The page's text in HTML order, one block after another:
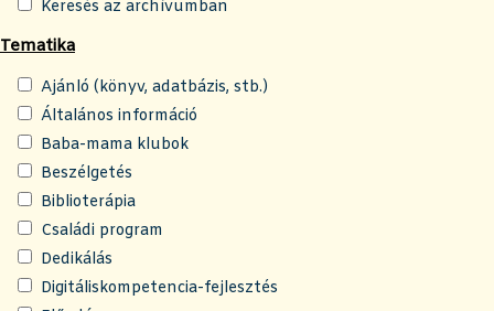
Keresés az archívumban
Tematika
Ajánló (könyv, adatbázis, stb.)
Általános információ
Baba-mama klubok
Beszélgetés
Biblioterápia
Családi program
Dedikálás
Digitáliskompetencia-fejlesztés